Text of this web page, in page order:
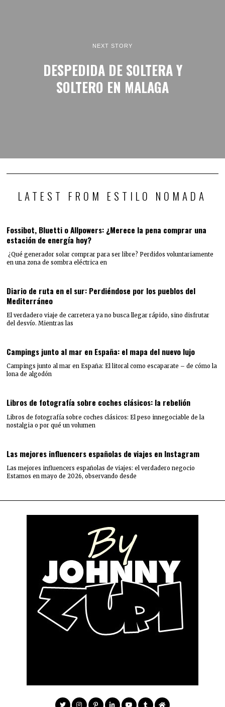
NEXT STORY
DESPEDIDA DE SOLTERA Y
SOLTERO EN MALAGA
LATEST FROM ESTILO NOMADA
Fossibot, Bluetti o Allpowers: ¿Merece la pena comprar una
estación de energía hoy?
¿Qué generador solar comprar para ser libre? Perdidos voluntariamente
en una zona de sombra eléctrica en
Diario de ruta en el sur: Perdiéndose por los pueblos del
Mediterráneo
El verdadero viaje de carretera ya no busca llegar rápido, sino disfrutar
del desvío. Mientras las
Campings junto al mar en España: el mapa del nuevo lujo
Campings junto al mar en España: El litoral como escaparate – de cómo la
lona de algodón
Libros de fotografía sobre coches clásicos: la rebelión
Libros de fotografía sobre coches clásicos: El peso innegociable de la
nostalgia o por qué un volumen
Las mejores influencers españolas de viajes en Instagram
Las mejores influencers españolas de viajes: el verdadero negocio
Estamos en mayo de 2026, observando desde